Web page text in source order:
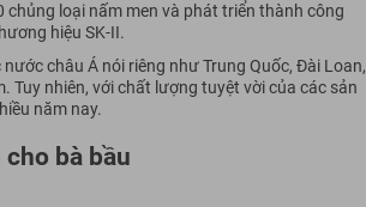
loại nấm men và phát triển thành công
hiệu SK-II.
châu Á nói riêng như Trung Quốc, Đài Loan,
Tuy nhiên, với chất lượng tuyệt vời của các sản
năm nay.
bà bầu